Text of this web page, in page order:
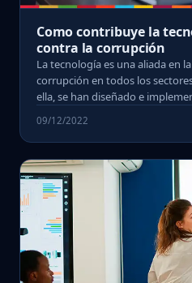
Como contribuye la
contra la corrupción
La tecnología es una aliada en
corrupción en todos los
ella, se han diseñado e
09/12/2022